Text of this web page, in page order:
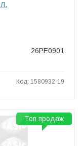
26PE0901
Код: 1580932-19
Топ продаж